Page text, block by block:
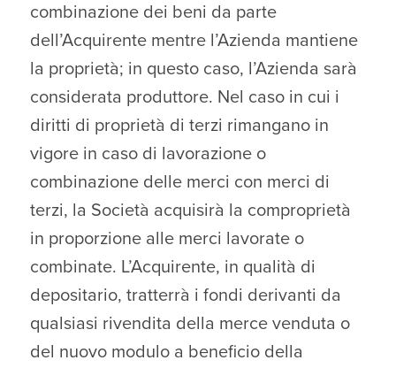
combinazione dei beni da parte
dell’Acquirente mentre l’Azienda mantiene
la proprietà; in questo caso, l’Azienda sarà
considerata produttore. Nel caso in cui i
diritti di proprietà di terzi rimangano in
vigore in caso di lavorazione o
combinazione delle merci con merci di
terzi, la Società acquisirà la comproprietà
in proporzione alle merci lavorate o
combinate. L’Acquirente, in qualità di
depositario, tratterrà i fondi derivanti da
qualsiasi rivendita della merce venduta o
del nuovo modulo a beneficio della